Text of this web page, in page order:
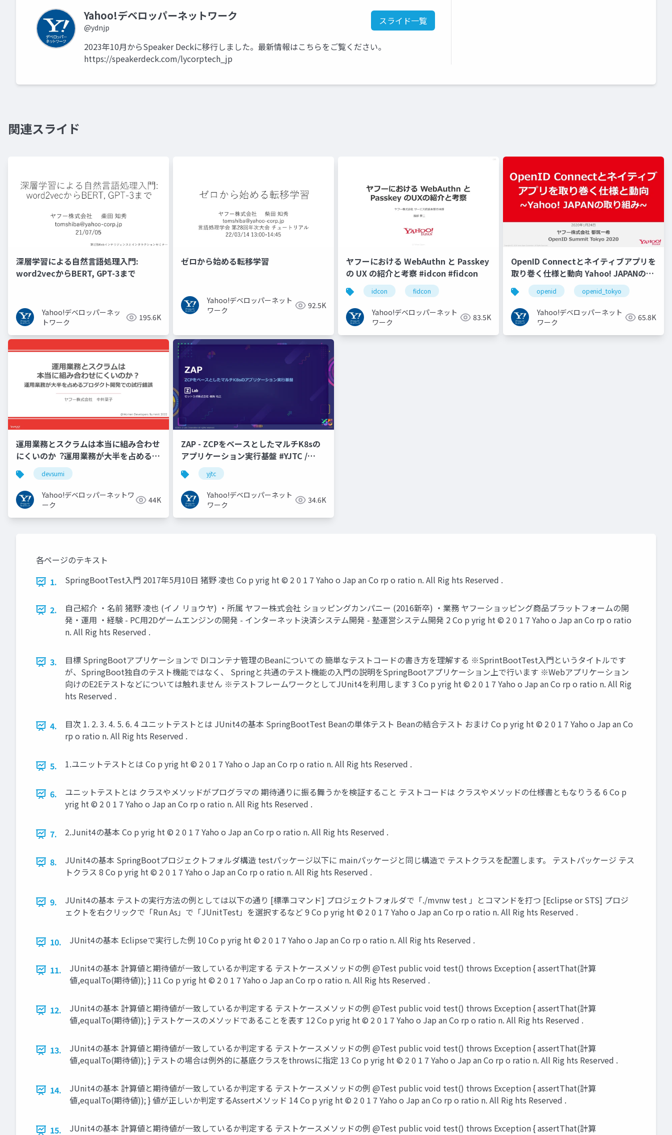
Yahoo!デベロッパーネットワーク
@ydnjp
スライド一覧
2023年10月からSpeaker Deckに移行しました。最新情報はこちらをご覧ください。
https://speakerdeck.com/lycorptech_jp
関連スライド
深層学習による自然言語処理入門:
word2vecからBERT, GPT-3まで
Yahoo!デベロッパーネッ
トワーク
195.6K
ゼロから始める転移学習
Yahoo!デベロッパーネット
ワーク
92.5K
ヤフーにおける WebAuthn と Passkey
の UX の紹介と考察 #idcon #fidcon
idcon fidcon
Yahoo!デベロッパーネット
ワーク
83.5K
OpenID Connectとネイティブアプリを
取り巻く仕様と動向 Yahoo! JAPANの取
り組み #openid #openid_tokyo
openid openid_tokyo
Yahoo!デベロッパーネット
ワーク
65.8K
運用業務とスクラムは本当に組み合わせ
にくいのか︖運用業務が大半を占めるプ
ロダクト開発での試行錯誤
devsumi
Yahoo!デベロッパーネットワ
ーク
44K
ZAP - ZCPをベースとしたマルチK8sの
アプリケーション実行基盤 #YJTC /
YJTC21 B-3
yjtc
Yahoo!デベロッパーネット
ワーク
34.6K
各ページのテキスト
1.
SpringBootTest入門 2017年5月10日 猪野 凌也 Co p yrig ht © 2 0 1 7 Yaho o Jap an Co rp o ratio n. All Rig hts Reserved .
2.
自己紹介 ・名前 猪野 凌也 (イノ リョウヤ) ・所属 ヤフー株式会社 ショッピングカンパニー (2016新卒) ・業務 ヤフーショッピング商品プラットフォームの開
発・運用 ・経験 - PC用2Dゲームエンジンの開発 - インターネット決済システム開発 - 塾運営システム開発 2 Co p yrig ht © 2 0 1 7 Yaho o Jap an Co rp o ratio
n. All Rig hts Reserved .
3.
目標 SpringBootアプリケーションで DIコンテナ管理のBeanについての 簡単なテストコードの書き方を理解する ※SprintBootTest入門というタイトルです
が、SpringBoot独自のテスト機能ではなく、 Springと共通のテスト機能の入門の説明をSpringBootアプリケーション上で行います ※Webアプリケーション
向けのE2Eテストなどについては触れません ※テストフレームワークとしてJUnit4を利用します 3 Co p yrig ht © 2 0 1 7 Yaho o Jap an Co rp o ratio n. All Rig
hts Reserved .
4.
目次 1. 2. 3. 4. 5. 6. 4 ユニットテストとは JUnit4の基本 SpringBootTest Beanの単体テスト Beanの結合テスト おまけ Co p yrig ht © 2 0 1 7 Yaho o Jap an Co
rp o ratio n. All Rig hts Reserved .
5. 1.ユニットテストとは Co p yrig ht © 2 0 1 7 Yaho o Jap an Co rp o ratio n. All Rig hts Reserved .
6.
ユニットテストとは クラスやメソッドがプログラマの 期待通りに振る舞うかを検証すること テストコードは クラスやメソッドの仕様書ともなりうる 6 Co p
yrig ht © 2 0 1 7 Yaho o Jap an Co rp o ratio n. All Rig hts Reserved .
7. 2.Junit4の基本 Co p yrig ht © 2 0 1 7 Yaho o Jap an Co rp o ratio n. All Rig hts Reserved .
8.
JUnit4の基本 SpringBootプロジェクトフォルダ構造 testパッケージ以下に mainパッケージと同じ構造で テストクラスを配置します。 テストパッケージ テス
トクラス 8 Co p yrig ht © 2 0 1 7 Yaho o Jap an Co rp o ratio n. All Rig hts Reserved .
9.
JUnit4の基本 テストの実行方法の例としては以下の通り [標準コマンド] プロジェクトフォルダで「./mvnw test 」とコマンドを打つ [Eclipse or STS] プロジ
ェクトを右クリックで「Run As」で「JUnitTest」を選択するなど 9 Co p yrig ht © 2 0 1 7 Yaho o Jap an Co rp o ratio n. All Rig hts Reserved .
10. JUnit4の基本 Eclipseで実行した例 10 Co p yrig ht © 2 0 1 7 Yaho o Jap an Co rp o ratio n. All Rig hts Reserved .
11.
JUnit4の基本 計算値と期待値が一致しているか判定する テストケースメソッドの例 @Test public void test() throws Exception { assertThat(計算
値,equalTo(期待値)); } 11 Co p yrig ht © 2 0 1 7 Yaho o Jap an Co rp o ratio n. All Rig hts Reserved .
12.
JUnit4の基本 計算値と期待値が一致しているか判定する テストケースメソッドの例 @Test public void test() throws Exception { assertThat(計算
値,equalTo(期待値)); } テストケースのメソッドであることを表す 12 Co p yrig ht © 2 0 1 7 Yaho o Jap an Co rp o ratio n. All Rig hts Reserved .
13.
JUnit4の基本 計算値と期待値が一致しているか判定する テストケースメソッドの例 @Test public void test() throws Exception { assertThat(計算
値,equalTo(期待値)); } テストの場合は例外的に基底クラスをthrowsに指定 13 Co p yrig ht © 2 0 1 7 Yaho o Jap an Co rp o ratio n. All Rig hts Reserved .
14.
JUnit4の基本 計算値と期待値が一致しているか判定する テストケースメソッドの例 @Test public void test() throws Exception { assertThat(計算
値,equalTo(期待値)); } 値が正しいか判定するAssertメソッド 14 Co p yrig ht © 2 0 1 7 Yaho o Jap an Co rp o ratio n. All Rig hts Reserved .
15.
JUnit4の基本 計算値と期待値が一致しているか判定する テストケースメソッドの例 @Test public void test() throws Exception { assertThat(計算